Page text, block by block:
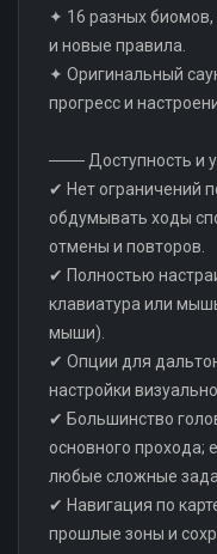
✦ 16 разных
и новые правила.
✦ Оригинальный
прогресс и
─── Доступность и
✔ Нет ограничений
обдумывать ходы
отмены и повторов.
✔ Полностью
клавиатура или
мыши).
✔ Опции для
настройки
✔ Большинство
основного прохода;
любые сложные
✔ Навигация по
прошлые зоны и